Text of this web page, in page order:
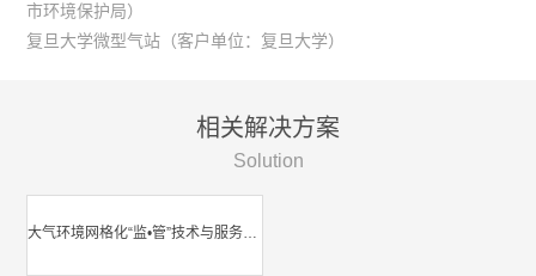
市环境保护局）
复旦大学微型气站（客户单位：复旦大学）
相关解决方案
Solution
大气环境网格化“监•管”技术与服务解决方案